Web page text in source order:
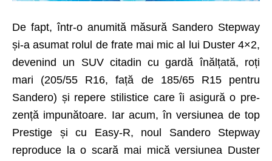
De fapt, într-o anumită măsură Sandero Stepway
și-a asumat rolul de frate mai mic al lui Duster 4×2,
devenind un SUV citadin cu gardă înălțată, roți
mari (205/55 R16, față de 185/65 R15 pentru
Sandero) și repere stilistice care îi asigură o pre­
zen­ță impunătoare. Iar acum, în versiunea de top
Prestige și cu Easy-R, noul Sandero Stepway
reproduce la o scară mai mică versiunea Duster